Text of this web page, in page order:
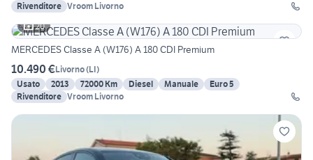
Rivenditore Vroom Livorno
20
MERCEDES Classe A (W176) A 180 CDI Premium
10.490 €Livorno(LI)
Usato
2013 72000 Km Diesel Manuale
Euro 5
Rivenditore Vroom Livorno